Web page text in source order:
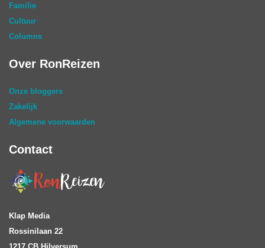
Familie
Cultuur
Columns
Over RonReizen
Onze bloggers
Zakelijk
Algemene voorwaarden
Contact
Klap Media
Rossinilaan 22
1217 CB Hilversum